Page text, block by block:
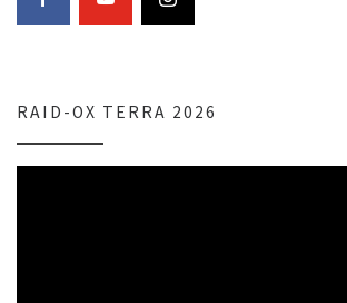
RAID-OX TERRA 2026